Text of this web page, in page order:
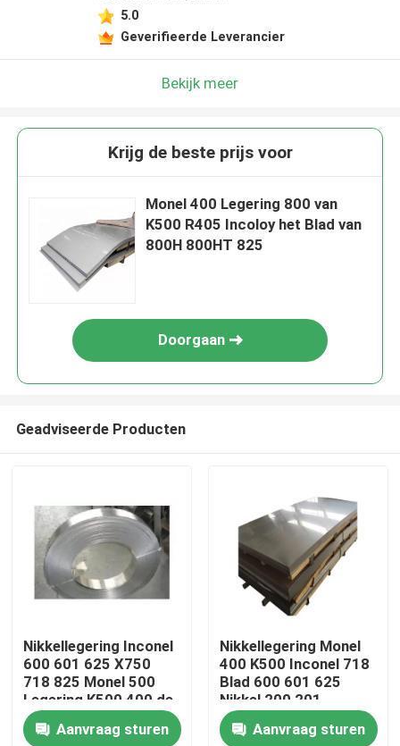
Huis
5.0
Geverifieerde Leverancier
Bekijk meer
Krijg de beste prijs voor
Monel 400 Legering 800 van
K500 R405 Incoloy het Blad van
800H 800HT 825
Doorgaan
Geadviseerde Producten
Nikkellegering Inconel
600 601 625 X750
718 825 Monel 500
Legering K500 400 de
Ronde Bar Rod Tube
Pipe van C276 C22
Aanvraag sturen
Nikkellegering Monel
400 K500 Inconel 718
Blad 600 601 625
Nikkel 200 201
Aanvraag sturen